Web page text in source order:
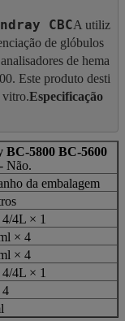
CBCA utiliz
de glóbulos
de hema
Este produto desti
vitro.Especificação
BC-5800 BC-5600
- Não.
da embalagem
4L × 1
× 4
× 4
4L × 1
4